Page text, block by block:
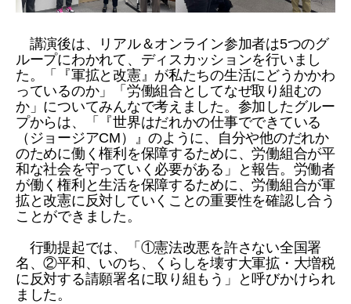
講演後は、リアル＆オンライン参加者は5つのグ
ループにわかれて、ディスカッションを行いまし
た。「『軍拡と改憲』が私たちの生活にどうかかわ
っているのか」「労働組合としてなぜ取り組むの
か」についてみんなで考えました。参加したグルー
プからは、「『世界はだれかの仕事でできている
（ジョージアCM）』のように、自分や他のだれか
のために働く権利を保障するために、労働組合が平
和な社会を守っていく必要がある」と報告。労働者
が働く権利と生活を保障するために、労働組合が軍
拡と改憲に反対していくことの重要性を確認し合う
ことができました。
行動提起では、「①憲法改悪を許さない全国署
名、②平和、いのち、くらしを壊す大軍拡・大増税
に反対する請願署名に取り組もう」と呼びかけられ
ました。